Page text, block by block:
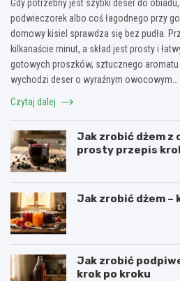
Gdy potrzebny jest szybki deser do
podwieczorek albo coś łagodnego przy
domowy kisiel sprawdza się bez pudła.
kilkanaście minut, a skład jest prosty i
gotowych proszków, sztucznego aromatu
wychodzi deser o wyraźnym owocowym…
Czytaj dalej
Jak zrobić dżem z
prosty przepis
Jak zrobić dżem –
Jak zrobić
krok po kroku